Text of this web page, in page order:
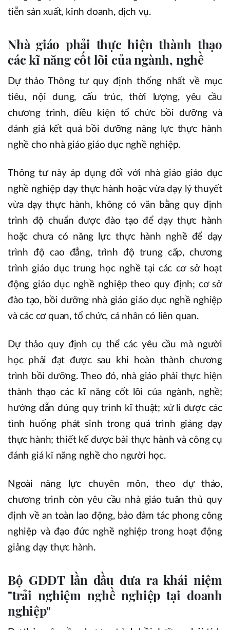
tiễn sản xuất, kinh doanh, dịch vụ.
Nhà giáo phải thực hiện thành thạo
các kĩ năng cốt lõi của ngành, nghề
Dự thảo Thông tư quy định thống nhất về mục
tiêu, nội dung, cấu trúc, thời lượng, yêu cầu
chương trình, điều kiện tổ chức bồi dưỡng và
đánh giá kết quả bồi dưỡng năng lực thực hành
nghề cho nhà giáo giáo dục nghề nghiệp.
Thông tư này áp dụng đối với nhà giáo giáo dục
nghề nghiệp dạy thực hành hoặc vừa dạy lý thuyết
vừa dạy thực hành, không có văn bằng quy định
trình độ chuẩn được đào tạo để dạy thực hành
hoặc chưa có năng lực thực hành nghề để dạy
trình độ cao đẳng, trình độ trung cấp, chương
trình giáo dục trung học nghề tại các cơ sở hoạt
động giáo dục nghề nghiệp theo quy định; cơ sở
đào tạo, bồi dưỡng nhà giáo giáo dục nghề nghiệp
và các cơ quan, tổ chức, cá nhân có liên quan.
Dự thảo quy định cụ thể các yêu cầu mà người
học phải đạt được sau khi hoàn thành chương
trình bồi dưỡng. Theo đó, nhà giáo phải thực hiện
thành thạo các kĩ năng cốt lõi của ngành, nghề;
hướng dẫn đúng quy trình kĩ thuật; xử lí được các
tình huống phát sinh trong quá trình giảng dạy
thực hành; thiết kế được bài thực hành và công cụ
đánh giá kĩ năng nghề cho người học.
Ngoài năng lực chuyên môn, theo dự thảo,
chương trình còn yêu cầu nhà giáo tuân thủ quy
định về an toàn lao động, bảo đảm tác phong công
nghiệp và đạo đức nghề nghiệp trong hoạt động
giảng dạy thực hành.
Bộ GDĐT lần đầu đưa ra khái niệm
"trải nghiệm nghề nghiệp tại doanh
nghiệp"